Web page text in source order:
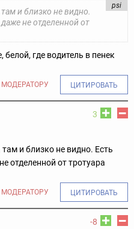
psi
и близко не видно.
не отделенной от
где водитель в пенек
ЦИТИРОВАТЬ
3
и близко не видно. Есть
отделенной от тротуара
ЦИТИРОВАТЬ
-8